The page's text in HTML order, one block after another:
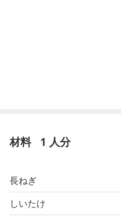
材料 1 人分
長ねぎ
しいたけ